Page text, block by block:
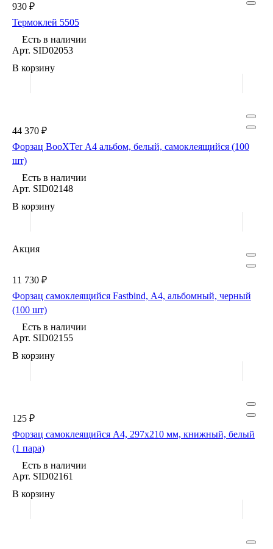
930 ₽
Термоклей 5505
Есть в наличии
Арт. SID02053
В корзину
44 370 ₽
Форзац BooXTer А4 альбом, белый, самоклеящийся (100
шт)
Есть в наличии
Арт. SID02148
В корзину
Акция
11 730 ₽
Форзац самоклеящийся Fastbind, А4, альбомный, черный
(100 шт)
Есть в наличии
Арт. SID02155
В корзину
125 ₽
Форзац самоклеящийся А4, 297х210 мм, книжный, белый
(1 пара)
Есть в наличии
Арт. SID02161
В корзину